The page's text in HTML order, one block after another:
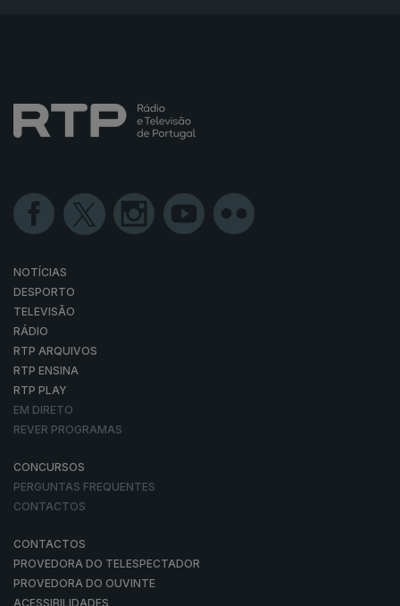
NOTÍCIAS
DESPORTO
TELEVISÃO
RÁDIO
RTP ARQUIVOS
RTP ENSINA
RTP PLAY
EM DIRETO
REVER PROGRAMAS
CONCURSOS
PERGUNTAS FREQUENTES
CONTACTOS
CONTACTOS
PROVEDORA DO TELESPECTADOR
PROVEDORA DO OUVINTE
ACESSIBILIDADES